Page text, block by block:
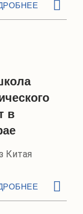
в
Китая